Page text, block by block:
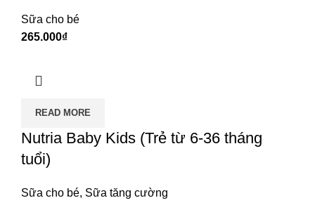
Sữa cho bé
₫
READ MORE
Nutria Baby Kids (Trẻ từ 6-36 tháng
tuổi)
Sữa cho bé, Sữa tăng cường